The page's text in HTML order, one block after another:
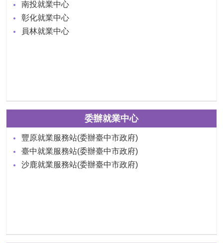
南投就業中心
彰化就業中心
員林就業中心
委辦就業中心
豐原就業服務站(委辦臺中市政府)
臺中就業服務站(委辦臺中市政府)
沙鹿就業服務站(委辦臺中市政府)